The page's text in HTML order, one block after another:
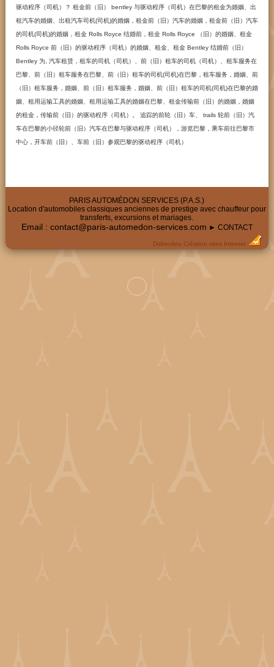
驱动程序（司机）？ 租金前（旧） bentley 与驱动程序（司机）在巴黎的租金为婚姻、出
租汽车的婚姻、出租汽车司机(司机)的婚姻，租金前（旧）汽车的婚姻，租金前（旧）汽车
的司机(司机)的婚姻，租金 Rolls Royce 结婚前，租金 Rolls Royce （旧）的婚姻、租金
Rolls Royce 前（旧）的驱动程序（司机）的婚姻、租金、租金 Bentley 结婚前（旧）
Bentley 为, 汽车租赁，租车的司机（司机）、前（旧）租车的司机（司机）、租车服务在
巴黎、前（旧）租车服务在巴黎、前（旧）租车的司机(司机)在巴黎，租车服务，婚姻、前
（旧）租车服务，婚姻、前（旧）租车服务，婚姻、前（旧）租车的司机(司机)在巴黎的婚
姻、租用运输工具的婚姻、租用运输工具的婚姻在巴黎、租金传输前（旧）的婚姻，婚姻
的租金，传输前（旧）的驱动程序（司机）。 追踪的前轮（旧）车、 trails 轮前（旧）汽
车在巴黎的小径轮前（旧）汽车在巴黎与驱动程序（司机），游览巴黎，乘车前往巴黎市
中心，开车前（旧）、车前（旧）参观巴黎的驱动程序（司机）
PARIS AUTOMÉDON SERVICES (P.A.S.)
Location d'automobiles classiques anciennes de prestige avec chauffeur pour
transferts, excursions et mariages.
Email : contact@paris-automedon-services.com ► CONTACT
Dobeuliou Création sites Internet